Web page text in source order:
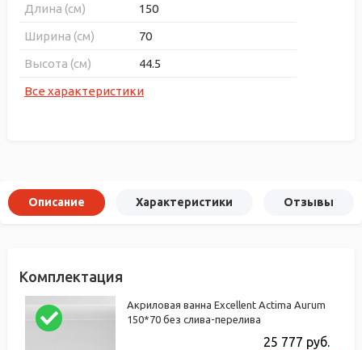
Длина (см)
150
Ширина (см)
70
Высота (см)
44.5
Все характеристики
Описание Характеристики Отзывы
Комплектация
Акриловая ванна Excellent Actima Aurum
150*70 без слива-перелива
25 777 руб.